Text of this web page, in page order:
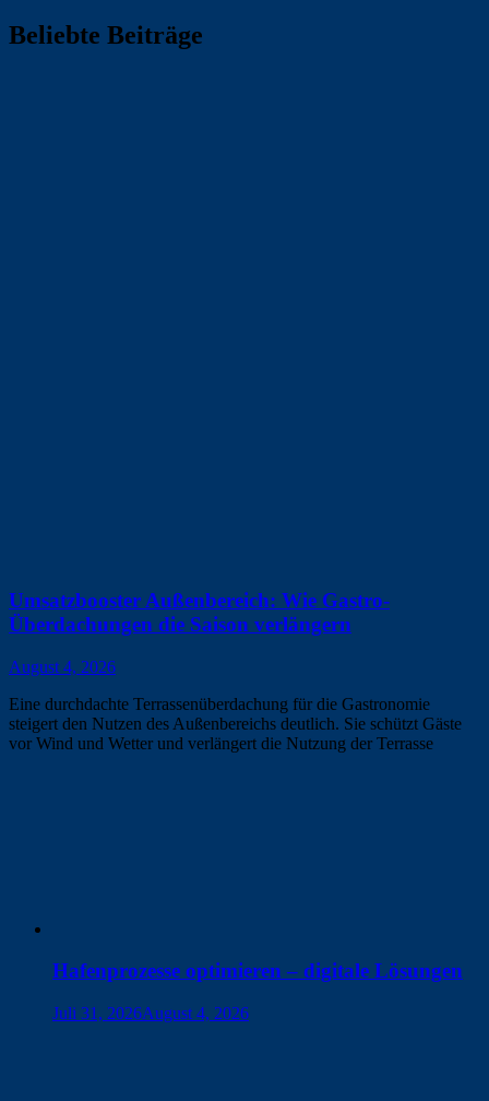
Beliebte Beiträge
Umsatzbooster Außenbereich: Wie Gastro-
Überdachungen die Saison verlängern
August 4, 2026
Eine durchdachte Terrassenüberdachung für die Gastronomie
steigert den Nutzen des Außenbereichs deutlich. Sie schützt Gäste
vor Wind und Wetter und verlängert die Nutzung der Terrasse
Hafenprozesse optimieren – digitale Lösungen
Juli 31, 2026August 4, 2026